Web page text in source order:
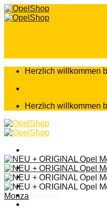
Zum
Inhalt
Herzlich willkommen
Herzlich willkommen
Home
Shop
Teileanfrage
Teileliste
Monza